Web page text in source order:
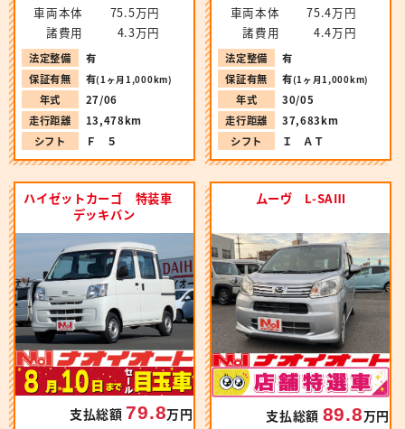
車両本体
75.5万円
諸費用
4.3万円
法定整備
有
保証有無
有(1ヶ月1,000km)
年式
27/06
走行距離
13,478km
シフト
Ｆ ５
車両本体
75.4万円
諸費用
4.4万円
法定整備
有
保証有無
有(1ヶ月1,000km)
年式
30/05
走行距離
37,683km
シフト
Ｉ ＡＴ
ハイゼットカーゴ 特装車
デッキバン
支払総額 79.8万円
ムーヴ L-SAⅢ
支払総額 89.8万円